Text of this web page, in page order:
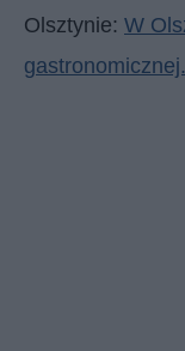
Olsztynie: W